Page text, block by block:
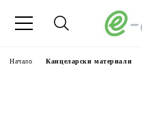
Начало Канцеларски материали